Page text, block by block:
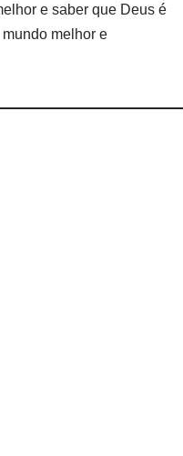
e saber que Deus é
melhor e